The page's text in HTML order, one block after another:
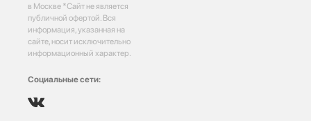
в Москве *Сайт не является
публичной офертой. Вся
информация, указанная на
сайте, носит исключительно
информационный характер.
Социальные сети: